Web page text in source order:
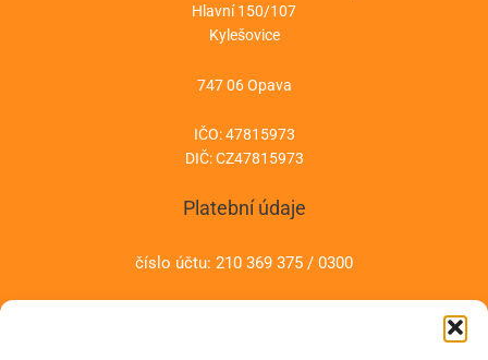
Hlavní 150/107
Kylešovice
747 06 Opava
IČO: 47815973
DIČ: CZ47815973
Platební údaje
číslo účtu: 210 369 375 / 0300